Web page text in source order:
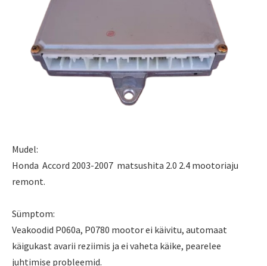
Mudel:
Honda Accord 2003-2007 matsushita 2.0 2.4 mootoriaju
remont.
Sümptom:
Veakoodid P060a, P0780 mootor ei käivitu, automaat
käigukast avarii reziimis ja ei vaheta käike, pearelee
juhtimise probleemid.